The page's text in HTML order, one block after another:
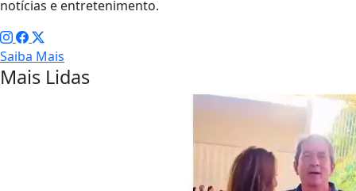
Nascido em 17 de
dezembro de 1936 em
Buenos Aires, na
Argentina, Francisco